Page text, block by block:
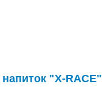
"X-RACE"